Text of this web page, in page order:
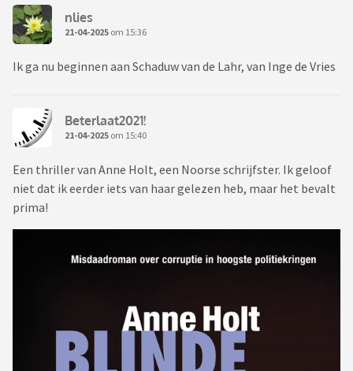
nlies
21-04-2025 om 15:36
Ik ga nu beginnen aan Schaduw van de Lahr, van Inge de Vries
Beterlaat2021!
21-04-2025 om 15:40
Een thriller van Anne Holt, een Noorse schrijfster. Ik geloof
niet dat ik eerder iets van haar gelezen heb, maar het bevalt
prima!